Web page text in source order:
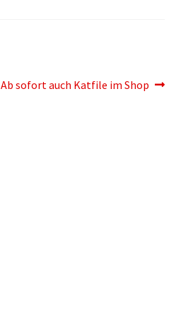
Nächster
Ab sofort auch Katfile im Shop